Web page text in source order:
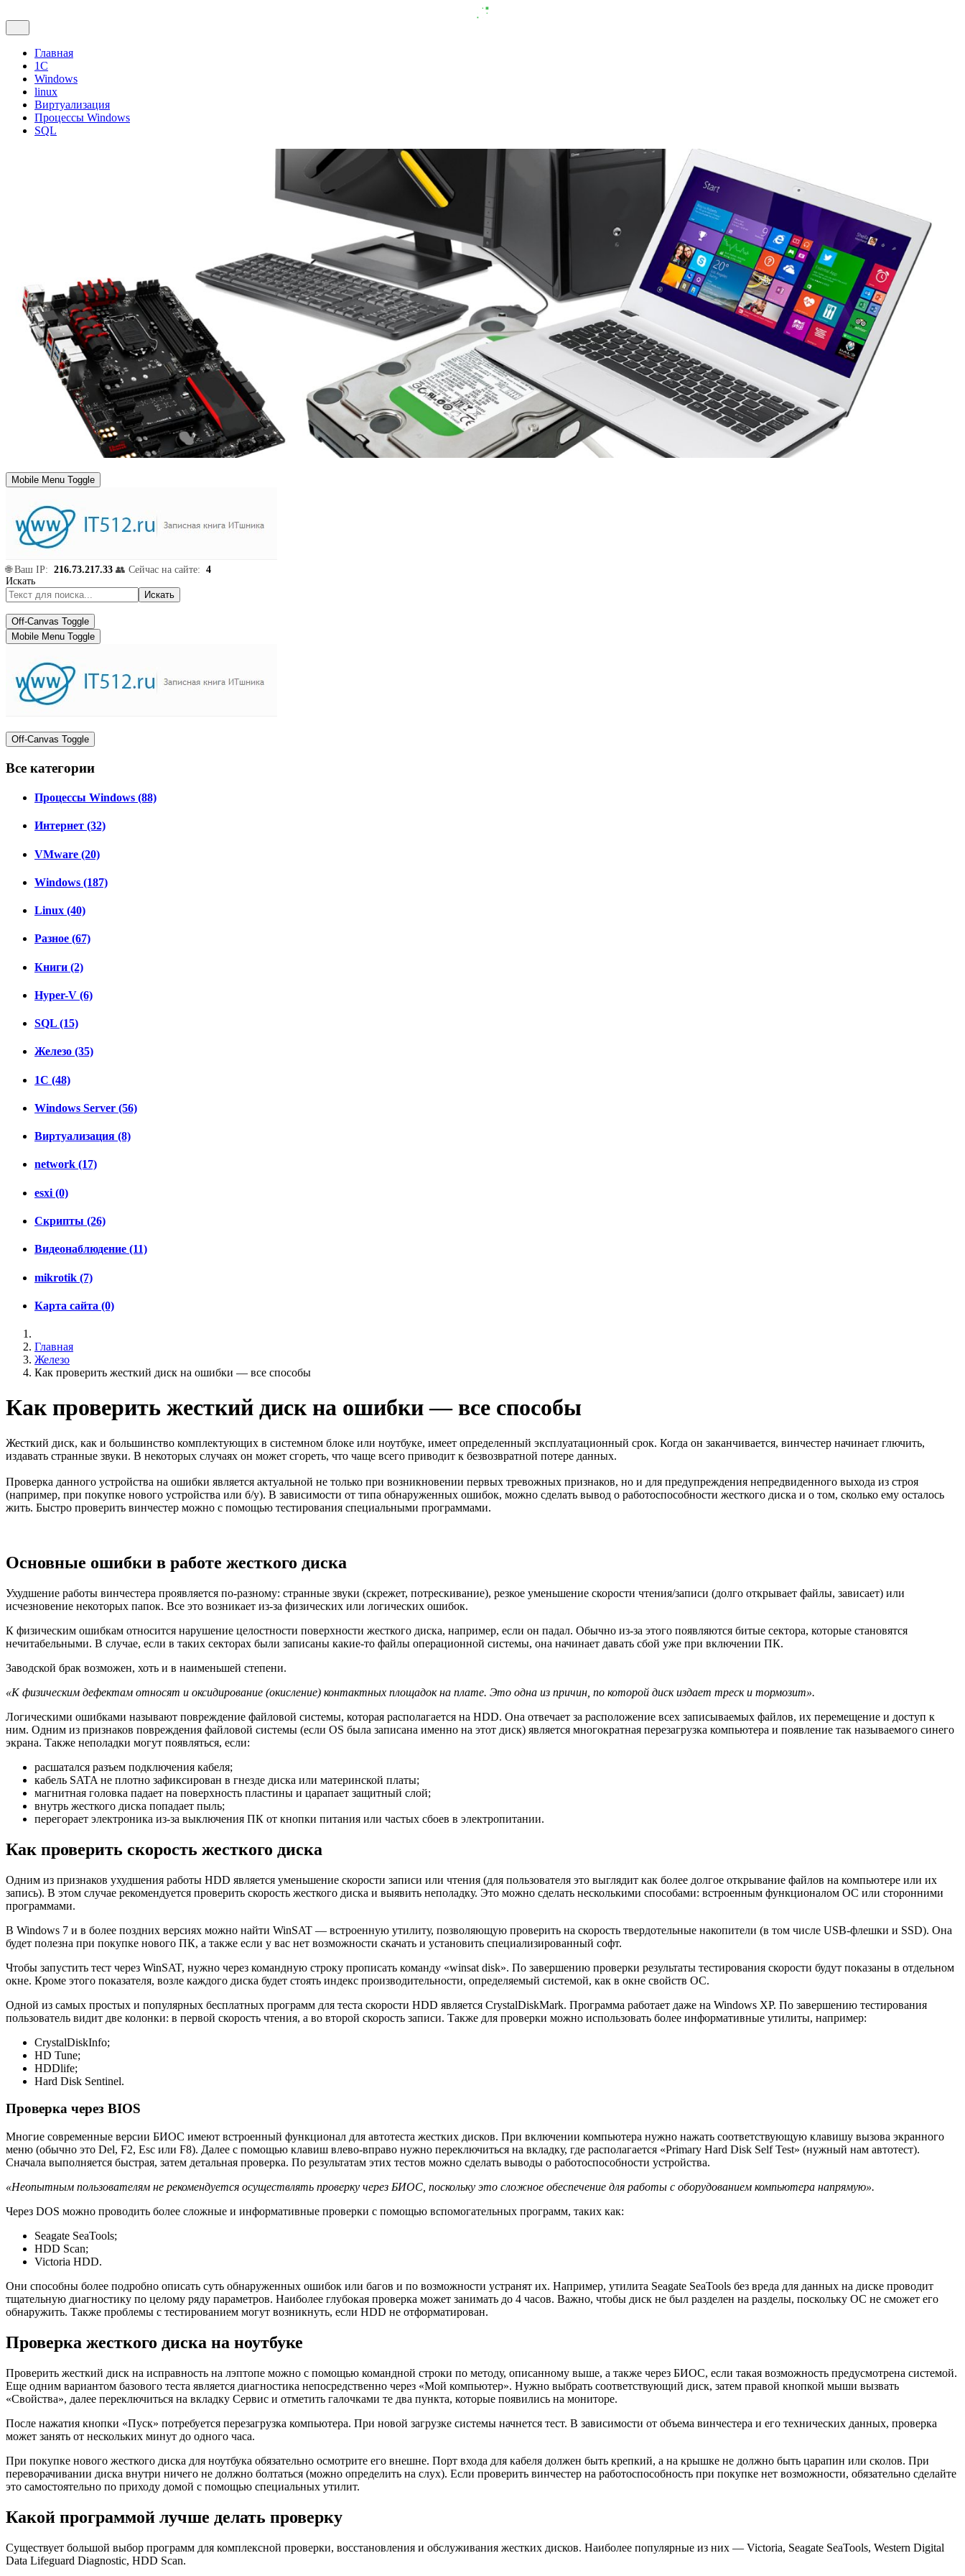
Главная
1С
Windows
linux
Виртуализация
Процессы Windows
SQL
Mobile Menu Toggle
🌐 Ваш IP: 216.73.217.33 👥 Сейчас на сайте: 4
Искать
Искать
Off-Canvas Toggle
Mobile Menu Toggle
Off-Canvas Toggle
Все категории
Процессы Windows (88)
Интернет (32)
VMware (20)
Windows (187)
Linux (40)
Разное (67)
Книги (2)
Hyper-V (6)
SQL (15)
Железо (35)
1C (48)
Windows Server (56)
Виртуализация (8)
network (17)
esxi (0)
Скрипты (26)
Видеонаблюдение (11)
mikrotik (7)
Карта сайта (0)
Главная
Железо
Как проверить жесткий диск на ошибки — все способы
Как проверить жесткий диск на ошибки — все способы
Жесткий диск, как и большинство комплектующих в системном блоке или ноутбуке, имеет определенный эксплуатационный срок. Когда он заканчивается, винчестер начинает глючить,
издавать странные звуки. В некоторых случаях он может сгореть, что чаще всего приводит к безвозвратной потере данных.
Проверка данного устройства на ошибки является актуальной не только при возникновении первых тревожных признаков, но и для предупреждения непредвиденного выхода из строя
(например, при покупке нового устройства или б/у). В зависимости от типа обнаруженных ошибок, можно сделать вывод о работоспособности жесткого диска и о том, сколько ему осталось
жить. Быстро проверить винчестер можно с помощью тестирования специальными программами.
Основные ошибки в работе жесткого диска
Ухудшение работы винчестера проявляется по-разному: странные звуки (скрежет, потрескивание), резкое уменьшение скорости чтения/записи (долго открывает файлы, зависает) или
исчезновение некоторых папок. Все это возникает из-за физических или логических ошибок.
К физическим ошибкам относится нарушение целостности поверхности жесткого диска, например, если он падал. Обычно из-за этого появляются битые сектора, которые становятся
нечитабельными. В случае, если в таких секторах были записаны какие-то файлы операционной системы, она начинает давать сбой уже при включении ПК.
Заводской брак возможен, хоть и в наименьшей степени.
«К физическим дефектам относят и оксидирование (окисление) контактных площадок на плате. Это одна из причин, по которой диск издает треск и тормозит».
Логическими ошибками называют повреждение файловой системы, которая располагается на HDD. Она отвечает за расположение всех записываемых файлов, их перемещение и доступ к
ним. Одним из признаков повреждения файловой системы (если OS была записана именно на этот диск) является многократная перезагрузка компьютера и появление так называемого синего
экрана. Также неполадки могут появляться, если:
расшатался разъем подключения кабеля;
кабель SATA не плотно зафиксирован в гнезде диска или материнской платы;
магнитная головка падает на поверхность пластины и царапает защитный слой;
внутрь жесткого диска попадает пыль;
перегорает электроника из-за выключения ПК от кнопки питания или частых сбоев в электропитании.
Как проверить скорость жесткого диска
Одним из признаков ухудшения работы HDD является уменьшение скорости записи или чтения (для пользователя это выглядит как более долгое открывание файлов на компьютере или их
запись). В этом случае рекомендуется проверить скорость жесткого диска и выявить неполадку. Это можно сделать несколькими способами: встроенным функционалом ОС или сторонними
программами.
В Windows 7 и в более поздних версиях можно найти WinSAT — встроенную утилиту, позволяющую проверить на скорость твердотельные накопители (в том числе USB-флешки и SSD). Она
будет полезна при покупке нового ПК, а также если у вас нет возможности скачать и установить специализированный софт.
Чтобы запустить тест через WinSAT, нужно через командную строку прописать команду «winsat disk». По завершению проверки результаты тестирования скорости будут показаны в отдельном
окне. Кроме этого показателя, возле каждого диска будет стоять индекс производительности, определяемый системой, как в окне свойств ОС.
Одной из самых простых и популярных бесплатных программ для теста скорости HDD является CrystalDiskMark. Программа работает даже на Windows XP. По завершению тестирования
пользователь видит две колонки: в первой скорость чтения, а во второй скорость записи. Также для проверки можно использовать более информативные утилиты, например:
CrystalDiskInfo;
HD Tune;
HDDlife;
Hard Disk Sentinel.
Проверка через BIOS
Многие современные версии БИОС имеют встроенный функционал для автотеста жестких дисков. При включении компьютера нужно нажать соответствующую клавишу вызова экранного
меню (обычно это Del, F2, Esc или F8). Далее с помощью клавиш влево-вправо нужно переключиться на вкладку, где располагается «Primary Hard Disk Self Test» (нужный нам автотест).
Сначала выполняется быстрая, затем детальная проверка. По результатам этих тестов можно сделать выводы о работоспособности устройства.
«Неопытным пользователям не рекомендуется осуществлять проверку через БИОС, поскольку это сложное обеспечение для работы с оборудованием компьютера напрямую».
Через DOS можно проводить более сложные и информативные проверки с помощью вспомогательных программ, таких как:
Seagate SeaTools;
HDD Scan;
Victoria HDD.
Они способны более подробно описать суть обнаруженных ошибок или багов и по возможности устранят их. Например, утилита Seagate SeaTools без вреда для данных на диске проводит
тщательную диагностику по целому ряду параметров. Наиболее глубокая проверка может занимать до 4 часов. Важно, чтобы диск не был разделен на разделы, поскольку ОС не сможет его
обнаружить. Также проблемы с тестированием могут возникнуть, если HDD не отформатирован.
Проверка жесткого диска на ноутбуке
Проверить жесткий диск на исправность на лэптопе можно с помощью командной строки по методу, описанному выше, а также через БИОС, если такая возможность предусмотрена системой.
Еще одним вариантом базового теста является диагностика непосредственно через «Мой компьютер». Нужно выбрать соответствующий диск, затем правой кнопкой мыши вызвать
«Свойства», далее переключиться на вкладку Сервис и отметить галочками те два пункта, которые появились на мониторе.
После нажатия кнопки «Пуск» потребуется перезагрузка компьютера. При новой загрузке системы начнется тест. В зависимости от объема винчестера и его технических данных, проверка
может занять от нескольких минут до одного часа.
При покупке нового жесткого диска для ноутбука обязательно осмотрите его внешне. Порт входа для кабеля должен быть крепкий, а на крышке не должно быть царапин или сколов. При
переворачивании диска внутри ничего не должно болтаться (можно определить на слух). Если проверить винчестер на работоспособность при покупке нет возможности, обязательно сделайте
это самостоятельно по приходу домой с помощью специальных утилит.
Какой программой лучше делать проверку
Существует большой выбор программ для комплексной проверки, восстановления и обслуживания жестких дисков. Наиболее популярные из них — Victoria, Seagate SeaTools, Western Digital
Data Lifeguard Diagnostic, HDD Scan.